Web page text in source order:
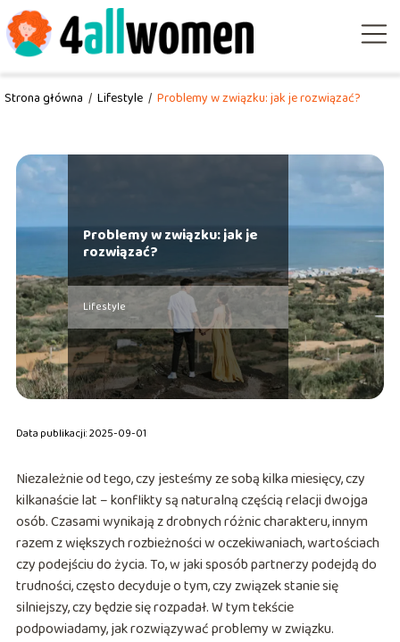
Strona główna / Lifestyle / Problemy w związku: jak je rozwiązać?
Problemy w związku: jak je
rozwiązać?
Lifestyle
Data publikacji: 2025-09-01
Niezależnie od tego, czy jesteśmy ze sobą kilka miesięcy, czy
kilkanaście lat – konflikty są naturalną częścią relacji dwojga
osób. Czasami wynikają z drobnych różnic charakteru, innym
razem z większych rozbieżności w oczekiwaniach, wartościach
czy podejściu do życia. To, w jaki sposób partnerzy podejdą do
trudności, często decyduje o tym, czy związek stanie się
silniejszy, czy będzie się rozpadał. W tym tekście
podpowiadamy, jak rozwiązywać problemy w związku.